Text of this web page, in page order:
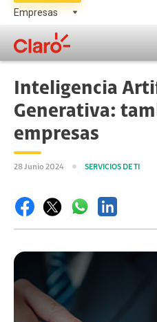
Inteligencia
Generativa:
empresas
28 Junio 2024 SERVICIOS DE TI